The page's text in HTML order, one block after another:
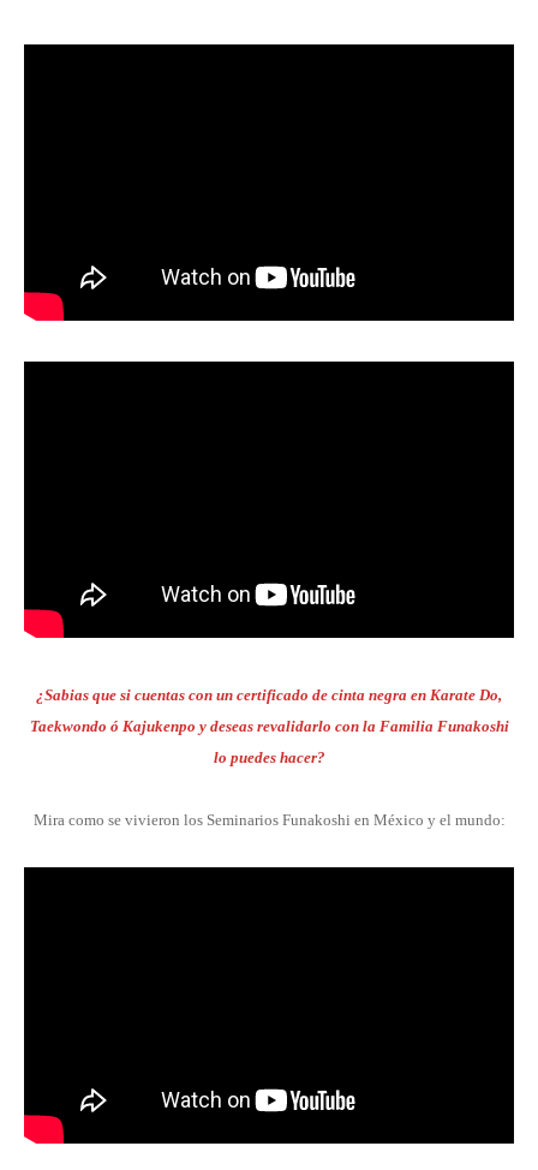
¿Sabias que si cuentas con un certificado de cinta negra en Karate Do,
Taekwondo ó Kajukenpo y deseas revalidarlo con la Familia Funakoshi
lo puedes hacer?
Mira como se vivieron los Seminarios Funakoshi en México y el mundo: